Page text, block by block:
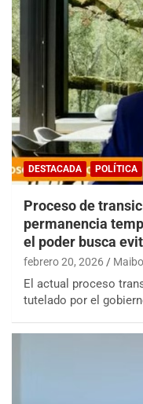
DESTACADA POLÍTICA
Proceso de
permanencia
el poder busca
febrero 20, 2026
El actual proceso
tutelado por el